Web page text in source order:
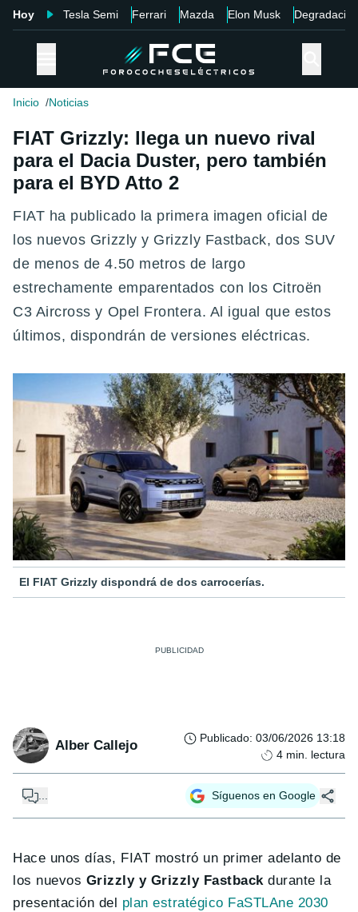
Hoy Tesla Semi Ferrari Mazda Elon Musk Degradación
Inicio Noticias
FIAT Grizzly: llega un nuevo rival
para el Dacia Duster, pero también
para el BYD Atto 2
FIAT ha publicado la primera imagen oficial de
los nuevos Grizzly y Grizzly Fastback, dos SUV
de menos de 4.50 metros de largo
estrechamente emparentados con los Citroën
C3 Aircross y Opel Frontera. Al igual que estos
últimos, dispondrán de versiones eléctricas.
El FIAT Grizzly dispondrá de dos carrocerías.
Alber Callejo Publicado: 03/06/2026 13:18
4 min. lectura
... Síguenos en Google
Hace unos días, FIAT mostró un primer adelanto de
los nuevos Grizzly y Grizzly Fastbackdurante la
presentación del plan estratégico FaSTLAne 2030